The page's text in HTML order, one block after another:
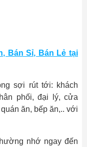
Bán Sỉ, Bán Lẻ tại
sợi rút tới: khách
phối, đại lý, cửa
ăn, bếp ăn,.. với
nhớ ngay đến